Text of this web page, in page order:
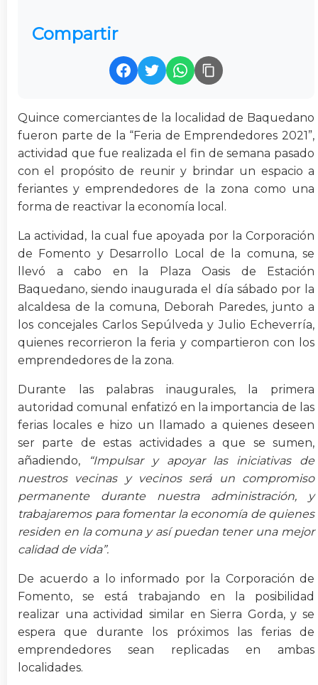
Quince comerciantes de la localidad de Baquedano
fueron parte de la “Feria de Emprendedores 2021”,
actividad que fue realizada el fin de semana pasado
con el propósito de reunir y brindar un espacio a
feriantes y emprendedores de la zona como una
forma de reactivar la economía local.
La actividad, la cual fue apoyada por la Corporación
de Fomento y Desarrollo Local de la comuna, se
llevó a cabo en la Plaza Oasis de Estación
Baquedano, siendo inaugurada el día sábado por la
alcaldesa de la comuna, Deborah Paredes, junto a
los concejales Carlos Sepúlveda y Julio Echeverría,
quienes recorrieron la feria y compartieron con los
emprendedores de la zona.
Durante las palabras inaugurales, la primera
autoridad comunal enfatizó en la importancia de las
ferias locales e hizo un llamado a quienes deseen
ser parte de estas actividades a que se sumen,
añadiendo, “Impulsar y apoyar las iniciativas de
nuestros vecinas y vecinos será un compromiso
permanente durante nuestra administración, y
trabajaremos para fomentar la economía de quienes
residen en la comuna y así puedan tener una mejor
calidad de vida”.
De acuerdo a lo informado por la Corporación de
Fomento, se está trabajando en la posibilidad
realizar una actividad similar en Sierra Gorda, y se
espera que durante los próximos las ferias de
emprendedores sean replicadas en ambas
localidades.
Compartir